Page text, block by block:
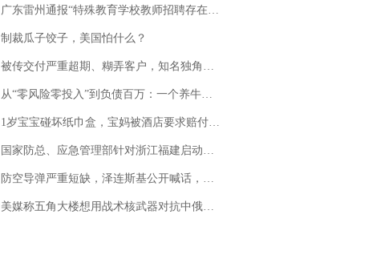
广东雷州通报“特殊教育学校教师招聘存在违规行为”：已启动问责程序 副校长被停职
制裁瓜子饺子，美国怕什么？
被传交付严重超期、糊弄客户，知名独角兽车企创始人回应：都没证据，将依法采取措施，“本人长期与美国交管局保持沟通，对方表示肯定”
从“零风险零投入”到负债百万：一个养牛项目崩盘后，谁该为农户的贷款买单丨红星调查
1岁宝宝碰坏纸巾盒，宝妈被酒店要求赔付924元！三亚一酒店回复：骨瓷定制！网友一查价格，吵翻了
国家防总、应急管理部针对浙江福建启动防汛防台风四级应急响应
防空导弹严重短缺，泽连斯基公开喊话，乌克兰失去导弹拦截能力？
美媒称五角大楼想用战术核武器对抗中俄，专家：赤裸裸的“核讹诈”